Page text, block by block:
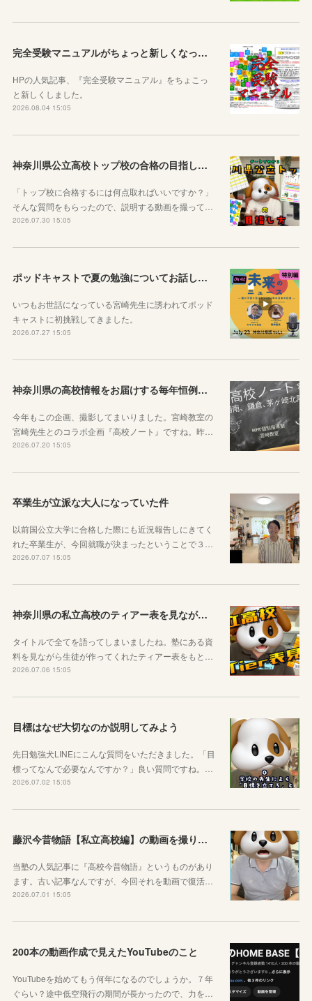
完全受験マニュアルがちょっと新しくなったよ！
HPの人気記事、『完全受験マニュアル』をちょこっ
と新しくしました。
2026.08.04 15:05
神奈川県公立高校トップ校の合格の目指し方について動画をアップしました
「トップ校に合格するには何点取ればいいですか？」
そんな質問をもらったので、説明する動画を撮って…
2026.07.30 15:05
ポッドキャストで夏の勉強についてお話ししています！
いつもお世話になっている宮崎先生に誘われてポッド
キャストに初挑戦してきました。
2026.07.27 15:05
神奈川県の高校情報をお届けする毎年恒例のコラボ企画のお知らせ
今年もこの企画、撮影してまいりました。宮崎教室の
宮崎先生とのコラボ企画『高校ノート』ですね。昨…
2026.07.20 15:05
卒業生が立派な大人になっていた件
以前国公立大学に合格した際にも近況報告しにきてく
れた卒業生が、今回就職が決まったということで３…
2026.07.07 15:05
神奈川県の私立高校のティアー表を見ながら話す動画を作りました！
タイトルで全てを語ってしまいましたね。塾にある資
料を見ながら生徒が作ってくれたティアー表をもと…
2026.07.06 15:05
目標はなぜ大切なのか説明してみよう
先日勉強犬LINEにこんな質問をいただきました。「目
標ってなんで必要なんですか？」良い質問ですね。…
2026.07.02 15:05
藤沢今昔物語【私立高校編】の動画を撮りました！
当塾の人気記事に『高校今昔物語』というものがあり
ます。古い記事なんですが、今回それを動画で復活…
2026.07.01 15:05
200本の動画作成で見えたYouTubeのこと
YouTubeを始めてもう何年になるのでしょうか。７年
ぐらい？途中低空飛行の期間が長かったので、力を…